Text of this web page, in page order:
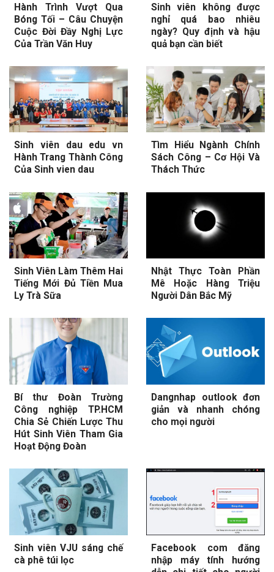
Hành Trình Vượt Qua
Bóng Tối – Câu Chuyện
Cuộc Đời Đầy Nghị Lực
Của Trần Văn Huy
Sinh viên không được
nghỉ quá bao nhiêu
ngày? Quy định và hậu
quả bạn cần biết
Sinh viên dau edu vn
Hành Trang Thành Công
Của Sinh vien dau
Tìm Hiểu Ngành Chính
Sách Công – Cơ Hội Và
Thách Thức
Sinh Viên Làm Thêm Hai
Tiếng Mới Đủ Tiền Mua
Ly Trà Sữa
Nhật Thực Toàn Phần
Mê Hoặc Hàng Triệu
Người Dân Bắc Mỹ
Bí thư Đoàn Trường
Công nghiệp TP.HCM
Chia Sẻ Chiến Lược Thu
Hút Sinh Viên Tham Gia
Hoạt Động Đoàn
Dangnhap outlook đơn
giản và nhanh chóng
cho mọi người
Sinh viên VJU sáng chế
cà phê túi lọc
Facebook com đăng
nhập máy tính hướng